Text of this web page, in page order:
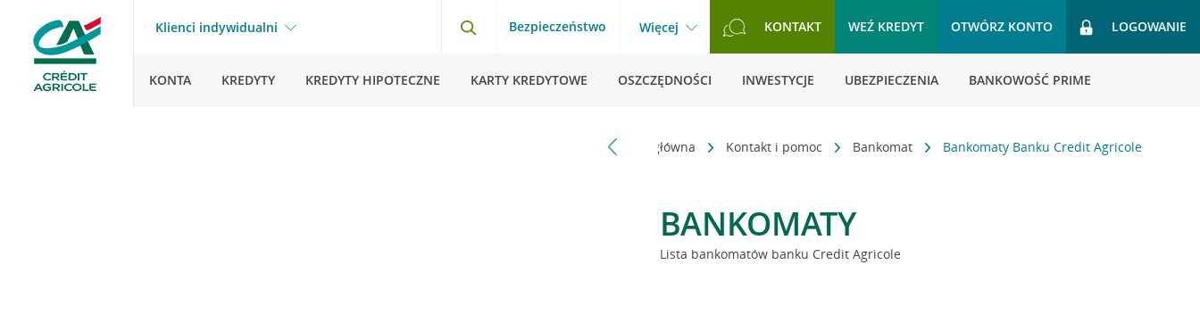
Klienci indywidualni Bezpieczeństwo Więcej KONTAKT WEŹ KREDYT OTWÓRZ KONTO LOGOWANIE
KONTA KREDYTY KREDYTY HIPOTECZNE KARTY KREDYTOWE OSZCZĘDNOŚCI INWESTYCJE UBEZPIECZENIA BANKOWOŚĆ PRIME
Strona główna Kontakt i pomoc Bankomat Bankomaty Banku Credit Agricole
BANKOMATY
Lista bankomatów banku Credit Agricole